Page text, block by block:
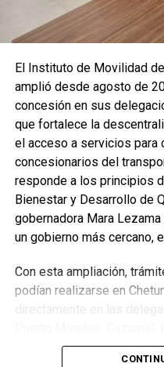
Recibe las
Únete al canal
Quinto Podery
importantes de
en tu teléfono.
Unirme al
El Instituto de Movilidad
amplió desde agosto de
concesión en sus
que fortalece la
el acceso a servicios para
concesionarios del
responde a los principios
Bienestar y Desarrollo de
gobernadora Mara
un gobierno más cercano,
Con esta ampliación,
podían realizarse en
directamente en las
Tulum y Felipe Carrillo